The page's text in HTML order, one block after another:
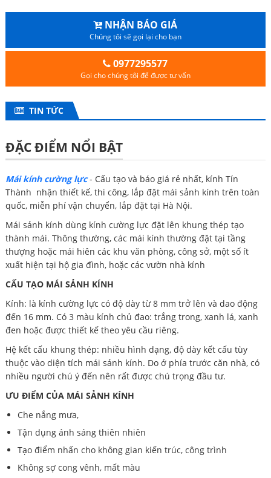
NHẬN BÁO GIÁ
Chúng tôi sẽ gọi lại cho bạn
0977295577
Gọi cho chúng tôi để được tư vấn
TIN TỨC
ĐẶC ĐIỂM NỔI BẬT
Mái kính cường lực- Cấu tạo và báo giá rẻ nhất, kính Tín
Thành nhận thiết kế, thi công, lắp đặt mái sảnh kính trên toàn
quốc, miễn phí vận chuyển, lắp đặt tại Hà Nội.
Mái sảnh kính dùng kính cường lực đặt lên khung thép tạo
thành mái. Thông thường, các mái kính thường đặt tại tầng
thượng hoặc mái hiên các khu văn phòng, công sở, một số ít
xuất hiện tại hộ gia đình, hoặc các vườn nhà kính
CẤU TẠO MÁI SẢNH KÍNH
Kính: là kính cường lực có độ dày từ 8 mm trở lên và dao động
đến 16 mm. Có 3 màu kính chủ đao: trắng trong, xanh lá, xanh
đen hoặc được thiết kế theo yêu cầu riêng.
Hệ kết cấu khung thép: nhiều hình dạng, độ dày kết cấu tùy
thuộc vào diện tích mái sảnh kính. Do ở phía trước căn nhà, có
nhiều người chú ý đến nên rất được chú trọng đầu tư.
ƯU ĐIỂM CỦA MÁI SẢNH KÍNH
Che nắng mưa,
Tận dụng ánh sáng thiên nhiên
Tạo điểm nhấn cho không gian kiến trúc, công trình
Không sợ cong vênh, mất màu